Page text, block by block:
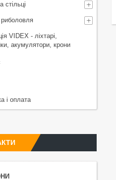
стільці
VIDEX - ліхтарі,
акумулятори, крони
і оплата